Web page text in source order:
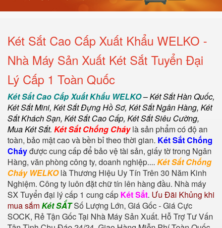
Két Sắt Cao Cấp Xuất Khẩu WELKO -
Nhà Máy Sản Xuất Két Sắt Tuyển Đại
Lý Cấp 1 Toàn Quốc
Két Sắt Cao Cấp Xuất Khẩu WELKO–Két Sắt Hàn Quốc,
Két Sắt Mini, Két Sắt Đựng Hồ Sơ, Két Sắt Ngân Hàng, Két
Sắt Khách Sạn, Két Sắt Cao Cấp, Két Sắt Siêu Cường,
Mua Két Sắt. Két Sắt Chống Cháylà sản phẩm có độ an
toàn, bảo mật cao và bền bỉ theo thời gian. Két Sắt Chống
Cháyđược cung cấp để bảo vệ tài sản, giấy tờ trong Ngân
Hàng, văn phòng công ty, doanh nghiệp.... Két Sắt Chống
Cháy WELKOlà Thương Hiệu Uy Tín Trên 30 Năm Kinh
Nghiệm. Công ty luôn đặt chữ tín lên hàng đầu. Nhà máy
SX Tuyển đại lý cấp 1 cung cấp Két Sắt. Ưu Đãi Khủng khi
mua sắmKét SẮTSố Lượng Lớn, Giá Gốc - Giá Cực
SOCK, Rẻ Tận Gốc Tại Nhà Máy Sản Xuất. Hỗ Trợ Tư Vấn